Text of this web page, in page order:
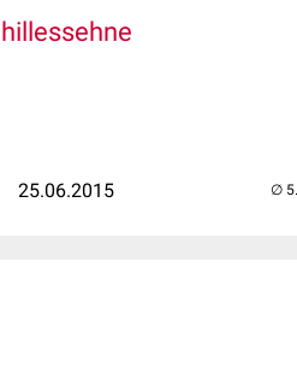
25.06.2015